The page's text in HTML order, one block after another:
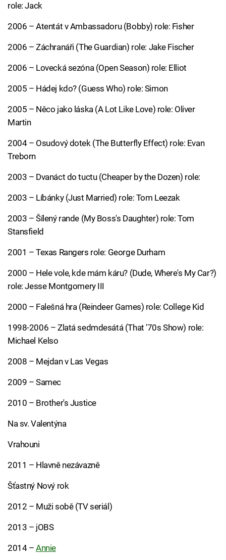
role: Jack
2006 – Atentát v Ambassadoru (Bobby) role: Fisher
2006 – Záchranáři (The Guardian) role: Jake Fischer
2006 – Lovecká sezóna (Open Season) role: Elliot
2005 – Hádej kdo? (Guess Who) role: Simon
2005 – Něco jako láska (A Lot Like Love) role: Oliver
Martin
2004 – Osudový dotek (The Butterfly Effect) role: Evan
Treborn
2003 – Dvanáct do tuctu (Cheaper by the Dozen) role:
2003 – Líbánky (Just Married) role: Tom Leezak
2003 – Šílený rande (My Boss's Daughter) role: Tom
Stansfield
2001 – Texas Rangers role: George Durham
2000 – Hele vole, kde mám káru? (Dude, Where's My Car?)
role: Jesse Montgomery III
2000 – Falešná hra (Reindeer Games) role: College Kid
1998-2006 – Zlatá sedmdesátá (That '70s Show) role:
Michael Kelso
2008 – Mejdan v Las Vegas
2009 – Samec
2010 – Brother's Justice
Na sv. Valentýna
Vrahouni
2011 – Hlavně nezávazně
Šťastný Nový rok
2012 – Muži sobě (TV seriál)
2013 – jOBS
2014 –Annie